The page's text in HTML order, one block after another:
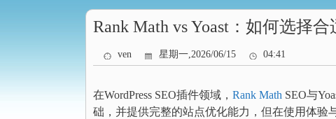
Rank Math vs Yoast：如何选择合
ven 星期一,2026/06/15 04:41
在WordPress SEO插件领域， Rank Math SEO与
础，并提供完整的站点优化能力，但在使用体验